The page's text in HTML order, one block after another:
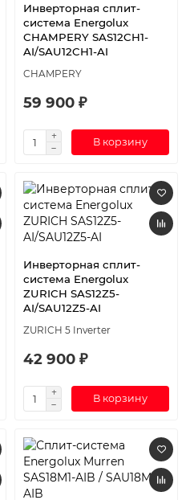
Инверторная сплит-
система Energolux
CHAMPERY SAS12CH1-
AI/SAU12CH1-AI
CHAMPERY
59 900 ₽
В корзину
Инверторная сплит-
система Energolux
ZURICH SAS12Z5-
AI/SAU12Z5-AI
ZURICH 5 Inverter
42 900 ₽
В корзину